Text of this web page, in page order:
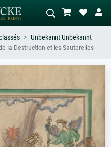
tableau sombre, nu debout près d'un
arbre.
Unbekannt Unbekannt
la Destruction et les Sauterelles